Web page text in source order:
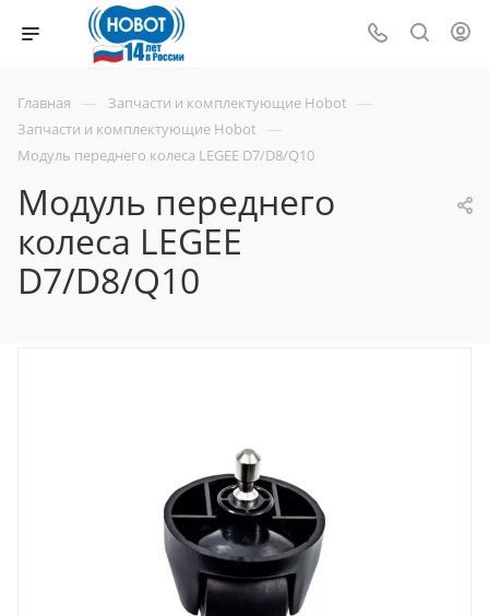
Главная — Запчасти и комплектующие Hobot —
Запчасти и комплектующие Hobot —
Модуль переднего колеса LEGEE D7/D8/Q10
Модуль переднего
колеса LEGEE
D7/D8/Q10